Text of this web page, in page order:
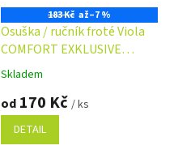
183 Kč až–7 %
Osuška / ručník froté Viola
COMFORT EXKLUSIVE
70x140 cm 500 g/m2
Průměrné
produktu
5,0
Skladem
od 170 Kč / ks
DETAIL